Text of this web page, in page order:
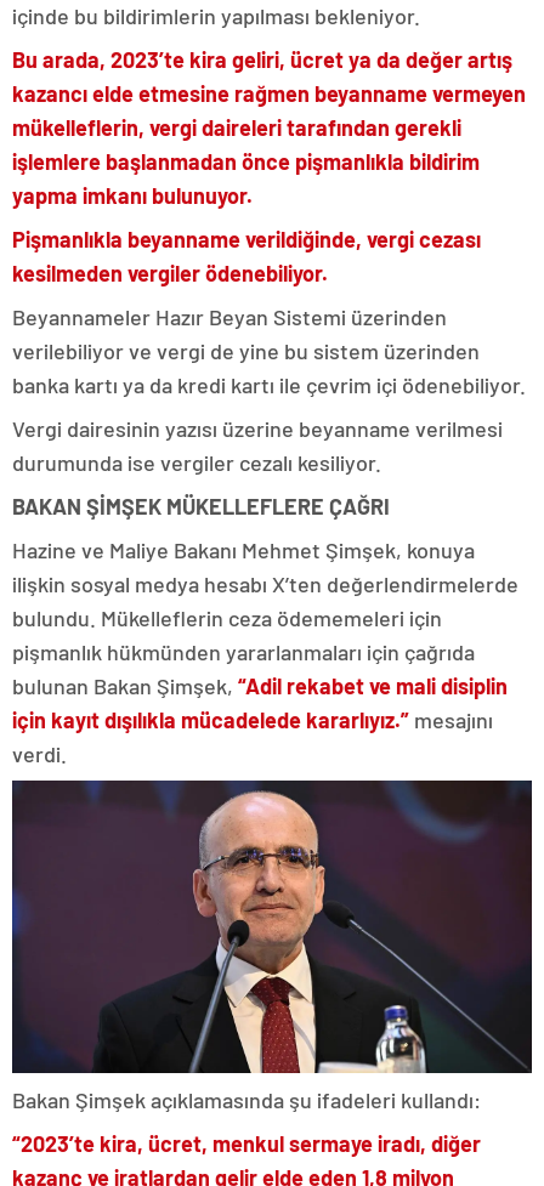
içinde bu bildirimlerin yapılması bekleniyor.
Bu arada, 2023’te kira geliri, ücret ya da değer artış
kazancı elde etmesine rağmen beyanname vermeyen
mükelleflerin, vergi daireleri tarafından gerekli
işlemlere başlanmadan önce pişmanlıkla bildirim
yapma imkanı bulunuyor.
Pişmanlıkla beyanname verildiğinde, vergi cezası
kesilmeden vergiler ödenebiliyor.
Beyannameler Hazır Beyan Sistemi üzerinden
verilebiliyor ve vergi de yine bu sistem üzerinden
banka kartı ya da kredi kartı ile çevrim içi ödenebiliyor.
Vergi dairesinin yazısı üzerine beyanname verilmesi
durumunda ise vergiler cezalı kesiliyor.
BAKAN ŞİMŞEK MÜKELLEFLERE ÇAĞRI
Hazine ve Maliye Bakanı Mehmet Şimşek, konuya
ilişkin sosyal medya hesabı X’ten değerlendirmelerde
bulundu. Mükelleflerin ceza ödememeleri için
pişmanlık hükmünden yararlanmaları için çağrıda
bulunan Bakan Şimşek, “Adil rekabet ve mali disiplin
için kayıt dışılıkla mücadelede kararlıyız.” mesajını
verdi.
Bakan Şimşek açıklamasında şu ifadeleri kullandı:
“2023’te kira, ücret, menkul sermaye iradı, diğer
kazanç ve iratlardan gelir elde eden 1,8 milyon